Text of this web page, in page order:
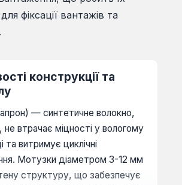
фіксації вантажів та
конструкції та
— синтетичне волокно,
не втрачає міцності у вологому
витримує циклічні
Мотузки діаметром 3-12 мм
структуру, що забезпечує